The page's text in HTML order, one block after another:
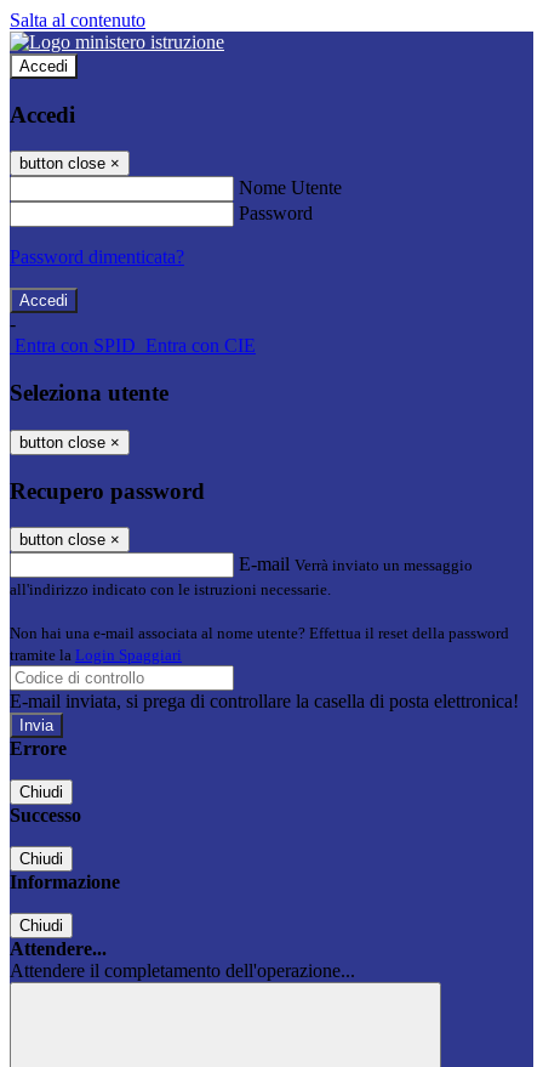
Salta al contenuto
Accedi
Accedi
button close ×
Nome Utente
Password
Password dimenticata?
-
Entra con SPID Entra con CIE
Seleziona utente
button close ×
Recupero password
button close ×
E-mail Verrà inviato un messaggio
all'indirizzo indicato con le istruzioni necessarie.
Non hai una e-mail associata al nome utente? Effettua il reset della password
tramite la Login Spaggiari
E-mail inviata, si prega di controllare la casella di posta elettronica!
Errore
Chiudi
Successo
Chiudi
Informazione
Chiudi
Attendere...
Attendere il completamento dell'operazione...